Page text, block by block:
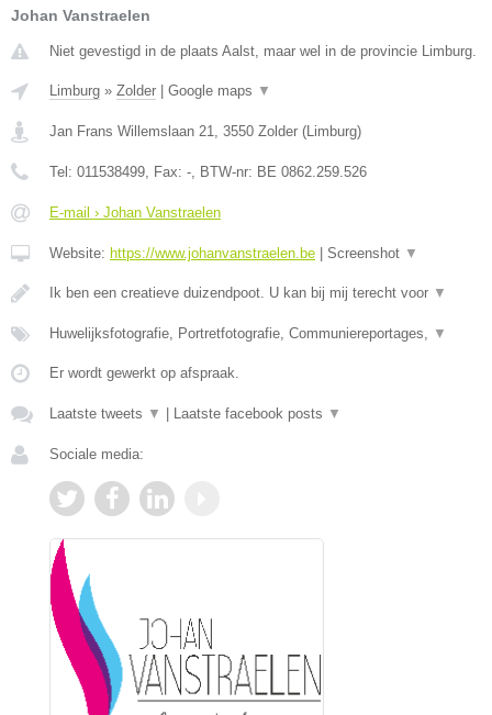
Johan Vanstraelen
Niet gevestigd in de plaats Aalst, maar wel in de provincie Limburg.
Limburg » Zolder Google maps ▼
Jan Frans Willemslaan 21 3550 Zolder ( Limburg)
Tel: 011538499 , Fax: - , BTW-nr: BE 0862.259.526
E-mail › Johan Vanstraelen
Website: https://www.johanvanstraelen.be Screenshot ▼
Ik ben een creatieve duizendpoot. U kan bij mij terecht voor ▼
Huwelijksfotografie, Portretfotografie, Communiereportages, ▼
Er wordt gewerkt op afspraak.
Laatste tweets ▼ Laatste facebook posts ▼
Sociale media: